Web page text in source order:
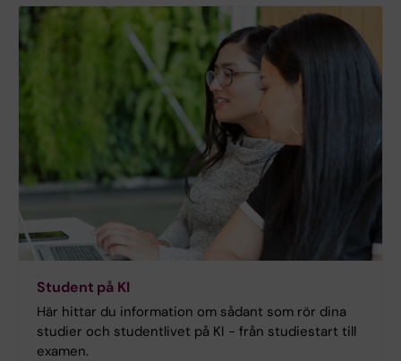
Student på KI
Här hittar du information om sådant som rör dina
studier och studentlivet på KI - från studiestart till
examen.